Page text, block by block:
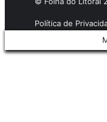
Política de